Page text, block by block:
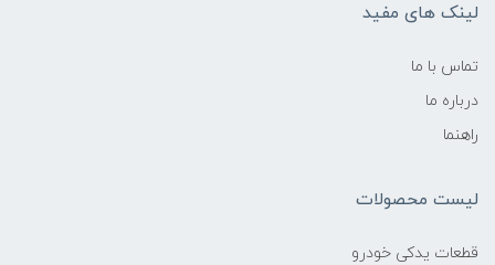
لینک های مفید
تماس با ما
درباره ما
راهنما
لیست محصولات
قطعات یدکی خودرو